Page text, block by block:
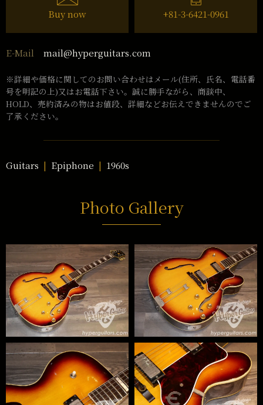
Buy now +81-3-6421-0961
E-Mail mail@hyperguitars.com
※詳細や価格に関してのお問い合わせはメール(住所、氏名、電話番
号を明記の上)又はお電話下さい。誠に勝手ながら、商談中、
HOLD、売約済みの物はお値段、詳細などお伝えできませんのでご
了承ください。
Guitars Epiphone 1960s
Photo Gallery